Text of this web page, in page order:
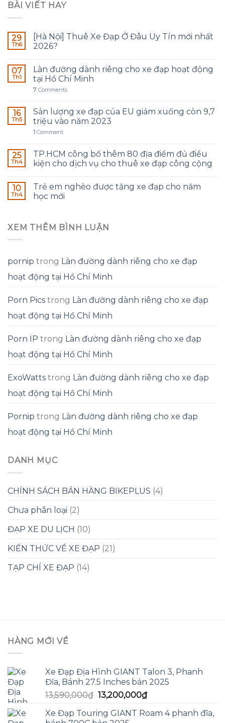
BÀI VIẾT HAY
29
Th6
[Hà Nội] Thuê Xe Đạp Ở Đâu Uy Tín mới nhất
2026?
07
Th1
Làn đường dành riêng cho xe đạp hoạt động
tại Hồ Chí Minh
7 Comments
16
Th5
Sản lượng xe đạp của EU giảm xuống còn 9,7
triệu vào năm 2023
1 Comment
25
Th4
TP.HCM công bố thêm 80 địa điểm đủ điều
kiện cho dịch vụ cho thuê xe đạp công cộng
10
Th4
Trẻ em nghèo được tặng xe đạp cho năm
học mới
XEM THÊM BÌNH LUẬN
pornip trong Làn đường dành riêng cho xe đạp
hoạt động tại Hồ Chí Minh
Porn Pics trong Làn đường dành riêng cho xe đạp
hoạt động tại Hồ Chí Minh
Porn IP trong Làn đường dành riêng cho xe đạp
hoạt động tại Hồ Chí Minh
ExoWatts trong Làn đường dành riêng cho xe đạp
hoạt động tại Hồ Chí Minh
Pornip trong Làn đường dành riêng cho xe đạp
hoạt động tại Hồ Chí Minh
DANH MỤC
CHÍNH SÁCH BÁN HÀNG BIKEPLUS (4)
Chưa phân loại (2)
ĐẠP XE DU LỊCH (10)
KIẾN THỨC VỀ XE ĐẠP (21)
TẠP CHÍ XE ĐẠP (14)
HÀNG MỚI VỀ
Xe Đạp Địa Hình GIANT Talon 3, Phanh
Đĩa, Bánh 27.5 Inches bản 2025
13,590,000₫ Giá
là:
13,200,000₫Giá
tại
Xe Đạp Touring GIANT Roam 4 phanh đĩa,